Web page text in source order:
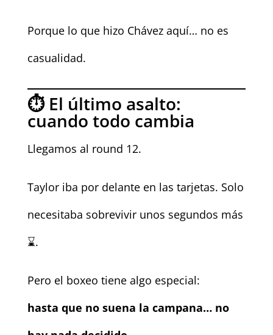
Porque lo que hizo Chávez aquí… no es
casualidad.
⏱️ El último asalto:
cuando todo cambia
Llegamos al round 12.
Taylor iba por delante en las tarjetas. Solo
necesitaba sobrevivir unos segundos más
⌛.
Pero el boxeo tiene algo especial:
hasta que no suena la campana… no